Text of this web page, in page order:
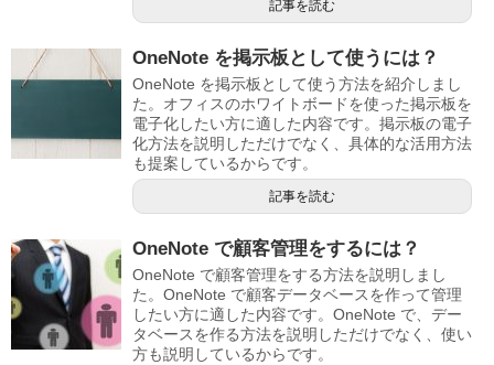
記事を読む
OneNote を掲示板として使うには？
OneNote を掲示板として使う方法を紹介しまし
た。オフィスのホワイトボードを使った掲示板を
電子化したい方に適した内容です。掲示板の電子
化方法を説明しただけでなく、具体的な活用方法
も提案しているからです。
記事を読む
OneNote で顧客管理をするには？
OneNote で顧客管理をする方法を説明しまし
た。OneNote で顧客データベースを作って管理
したい方に適した内容です。OneNote で、デー
タベースを作る方法を説明しただけでなく、使い
方も説明しているからです。